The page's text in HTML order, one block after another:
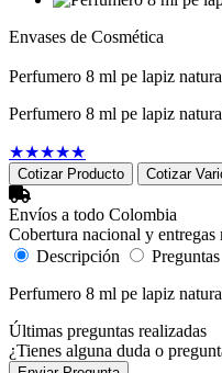
Envases de Cosmética
Perfumero 8 ml pe lapiz
Perfumero 8 ml pe lapiz
★★★★★
Cotizar Producto Cotizar
Envíos a todo Colombia
Cobertura nacional y entregas
Descripción
Preguntas
Perfumero 8 ml pe lapiz
Últimas preguntas realizadas
¿Tienes alguna duda o